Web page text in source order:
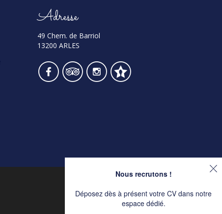
Adresse
49 Chem. de Barriol
13200 ARLES
Nous recrutons !
Déposez dès à présent votre CV dans notre
espace dédié.